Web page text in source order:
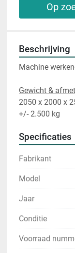
Op
Beschrijving
Machine
Gewicht &
2050 x 2000 x
+/- 2.500 kg
Specificaties
Fabrikant
Model
Jaar
Conditie
Voorraad